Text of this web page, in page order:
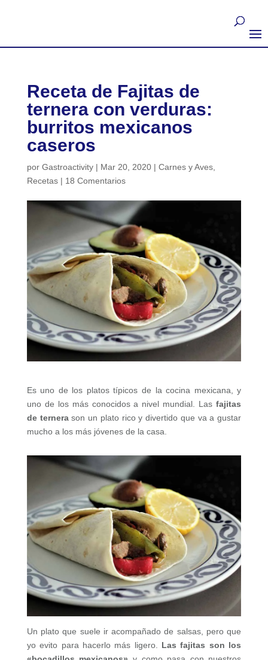
Receta de Fajitas de
ternera con verduras:
burritos mexicanos
caseros
por Gastroactivity| Mar 20, 2020| Carnes y Aves,
Recetas| 18 Comentarios
Es uno de los platos típicos de la cocina mexicana, y
uno de los más conocidos a nivel mundial. Lasfajitas
de ternerason un plato rico y divertido que va a gustar
mucho a los más jóvenes de la casa.
Un plato que suele ir acompañado de salsas, pero que
yo evito para hacerlo más ligero. Las fajitas son los